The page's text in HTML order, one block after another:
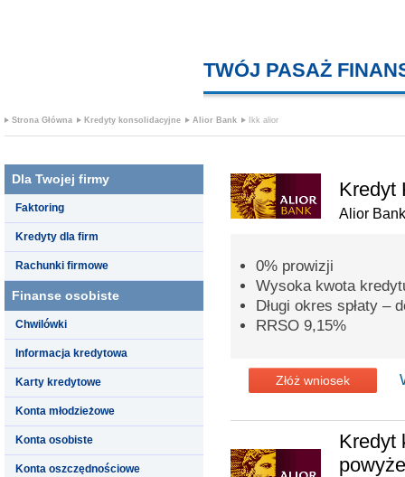
TWÓJ PASAŻ
Strona Główna Kredyty konsolidacyjne Alior Bank Ikk alior
Dla Twojej firmy
Faktoring
Kredyty dla firm
Rachunki firmowe
Finanse osobiste
Chwilówki
Informacja kredytowa
Karty kredytowe
Konta młodzieżowe
Konta osobiste
Konta oszczędnościowe
Kredyt
Alior Bank
0% prowizji
Wysoka kwota
Długi okres spłaty –
RRSO 9,15%
Złóż wniosek
Kredyt